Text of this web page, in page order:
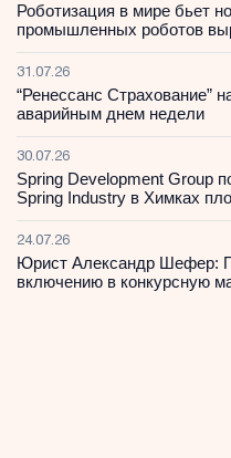
Роботизация в мире бьет
промышленных роботов
31.07.26
“Ренессанс Страхование”
аварийным днем недели
30.07.26
Spring Development Group
Spring Industry в Химках
24.07.26
Юрист Александр Шефер:
включению в конкурсную